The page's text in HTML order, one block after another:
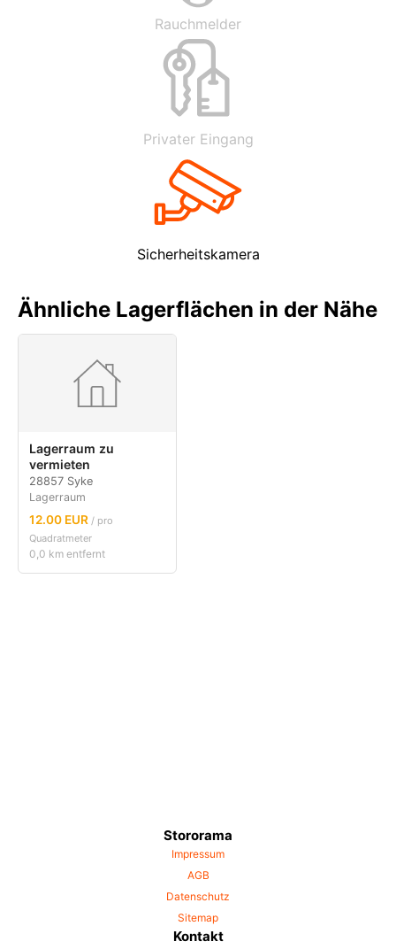
Rauchmelder
Privater Eingang
Sicherheitskamera
Ähnliche Lagerflächen in der Nähe
Lagerraum zu
vermieten
28857 Syke
Lagerraum
12.00 EUR / pro
Quadratmeter
0,0 km entfernt
Stororama
Impressum
AGB
Datenschutz
Sitemap
Kontakt